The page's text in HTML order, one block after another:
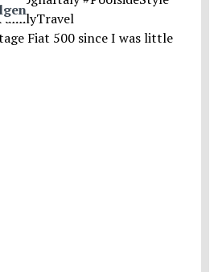
Fiat 500 since I was little